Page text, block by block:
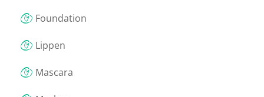
Foundation
Lippen
Mascara